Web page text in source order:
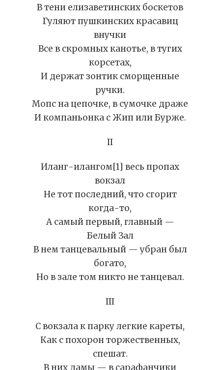
В тени елизаветинских боскетов
Гуляют пушкинских красавиц
внучки
Все в скромных канотье, в тугих
корсетах,
И держат зонтик сморщенные
ручки.
Мопс на цепочке, в сумочке драже
И компаньонка с Жип или Бурже.
II
Иланг-илангом[1] весь пропах
вокзал
Не тот последний, что сгорит
когда-то,
А самый первый, главный —
Белый Зал
В нем танцевальный — убран был
богато,
Но в зале том никто не танцевал.
III
С вокзала к парку легкие кареты,
Как с похорон торжественных,
спешат.
В них дамы — в сарафанчики